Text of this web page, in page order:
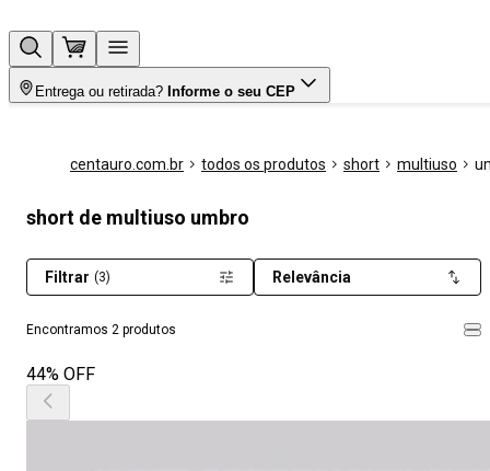
Entrega ou retirada? Informe o seu CEP
centauro.com.br todos os produtos short multiuso
short de multiuso umbro
Encontramos 2 produtos
Filtrar (3) Relevância
44% OFF